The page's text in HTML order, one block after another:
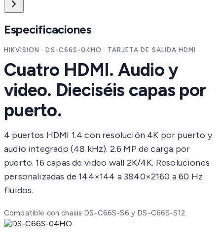
Especificaciones
HIKVISION · DS-C66S-04HO · TARJETA DE SALIDA HDMI
Cuatro HDMI. Audio y
video. Dieciséis capas por
puerto.
4 puertos HDMI 1.4 con resolución 4K por puerto y
audio integrado (48 kHz). 2.6 MP de carga por
puerto. 16 capas de video wall 2K/4K. Resoluciones
personalizadas de 144×144 a 3840×2160 a 60 Hz
fluidos.
Compatible con chasis DS-C66S-S6 y DS-C66S-S12.